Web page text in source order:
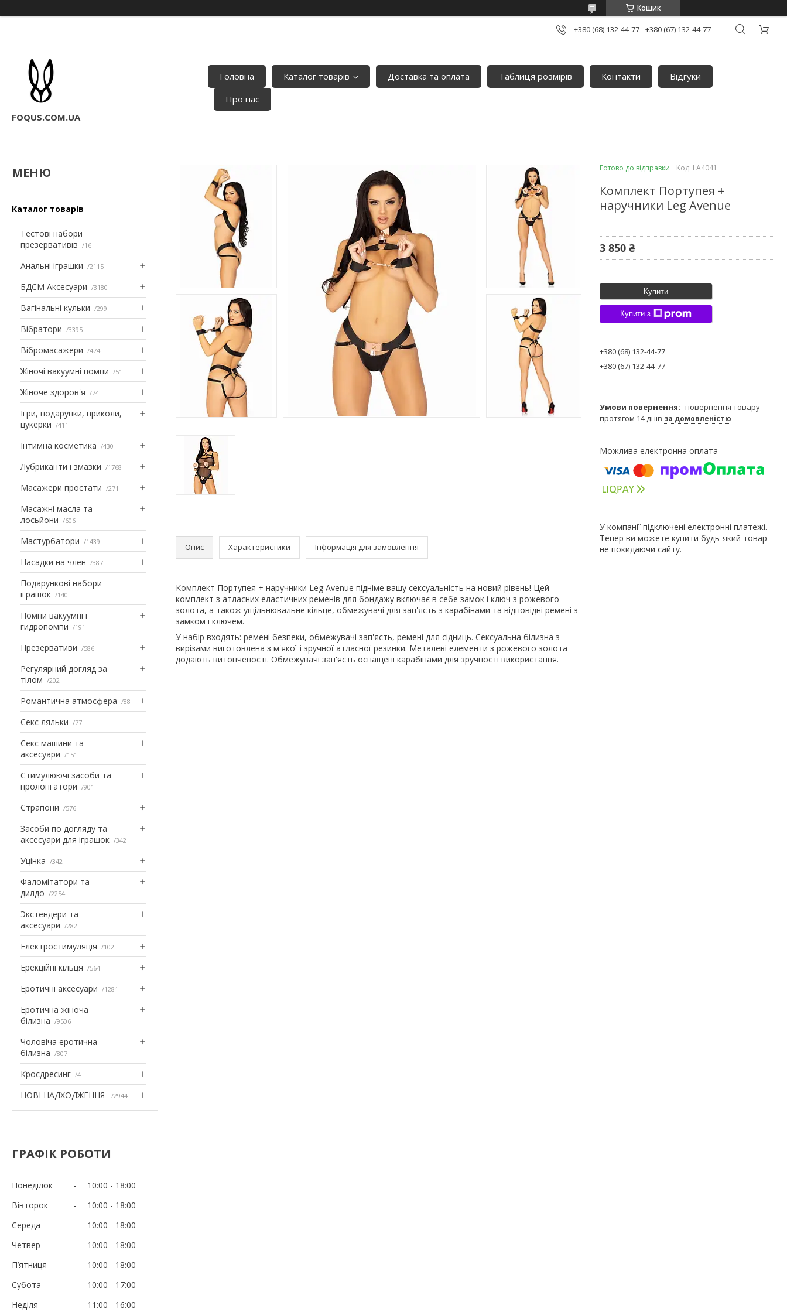
Кошик
+380 (68) 132-44-77 +380 (67) 132-44-77
FOQUS.COM.UA
Головна Каталог товарів Доставка та оплата Таблиця розмірів Контакти
Відгуки
Про нас
Каталог товарів
Тестові набори
презервативів
16
Анальні іграшки 2115
БДСМ Аксесуари 3180
Вагінальні кульки 299
Вібратори 3395
Вібромасажери 474
Жіночі вакуумні помпи 51
Жіноче здоров'я 74
Ігри, подарунки, приколи,
цукерки
411
Інтимна косметика 430
Лубриканти і змазки 1768
Масажери простати 271
Масажні масла та
лосьйони
606
Мастурбатори 1439
Насадки на член 387
Подарункові набори
іграшок
140
Помпи вакуумні і
гидропомпи
191
Презервативи 586
Регулярний догляд за
тілом
202
Романтична атмосфера 88
Секс ляльки 77
Секс машини та
аксесуари
151
Стимулюючі засоби та
пролонгатори
901
Страпони 576
Засоби по догляду та
аксесуари для іграшок
342
Уцінка 342
Фаломітатори та
дилдо
2254
Экстендери та
аксесуари
282
Електростимуляція 102
Ерекційні кільця 564
Еротичні аксесуари 1281
Еротична жіноча
білизна
9506
Чоловіча еротична
білизна
807
Кросдресинг 4
НОВІ НАДХОДЖЕННЯ 2944
ГРАФІК РОБОТИ
Понеділок 10:00
18:00
Вівторок
10:00
18:00
Середа
10:00
18:00
Четвер
10:00
18:00
Пʼятниця
10:00
18:00
Субота
10:00
17:00
Неділя
11:00 16:00
Опис Характеристики Інформація для замовлення
Комплект Портупея + наручники Leg Avenue підніме вашу сексуальність на новий рівень! Цей
комплект з атласних еластичних ременів для бондажу включає в себе замок і ключ з рожевого
золота, а також ущільнювальне кільце, обмежувачі для зап'ясть з карабінами та відповідні ремені з
замком і ключем.
У набір входять: ремені безпеки, обмежувачі зап'ясть, ремені для сідниць. Сексуальна білизна з
вирізами виготовлена з м'якої і зручної атласної резинки. Металеві елементи з рожевого золота
додають витонченості. Обмежувачі зап'ясть оснащені карабінами для зручності використання.
Готово до відправки Код: LA4041
Комплект Портупея +
наручники Leg Avenue
3 850 ₴
Купити
Купити з
+380 (68) 132-44-77
+380 (67) 132-44-77
повернення товару
протягом 14 днів за домовленістю
У компанії підключені електронні платежі.
Тепер ви можете купити будь-який товар
не покидаючи сайту.